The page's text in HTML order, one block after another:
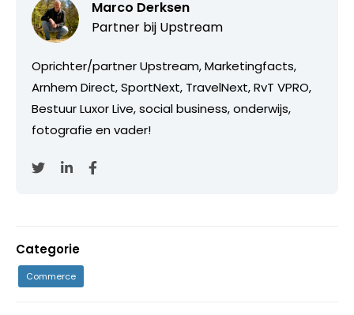
Marco Derksen
Partner bij Upstream
Oprichter/partner Upstream, Marketingfacts,
Arnhem Direct, SportNext, TravelNext, RvT VPRO,
Bestuur Luxor Live, social business, onderwijs,
fotografie en vader!
Categorie
Commerce